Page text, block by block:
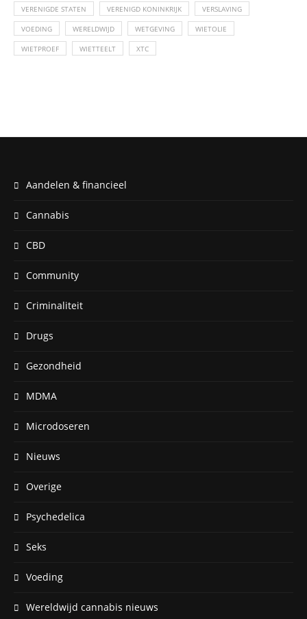
VERENIGDE STATEN VERENIGD KONINKRIJK VERSLAVING
VOEDING WERELDWIJD WETGEVING WIETOLIE
WIETPROEF WIETTEELT XTC
Aandelen & financieel
Cannabis
CBD
Community
Criminaliteit
Drugs
Gezondheid
MDMA
Microdoseren
Nieuws
Overige
Psychedelica
Seks
Voeding
Wereldwijd cannabis nieuws